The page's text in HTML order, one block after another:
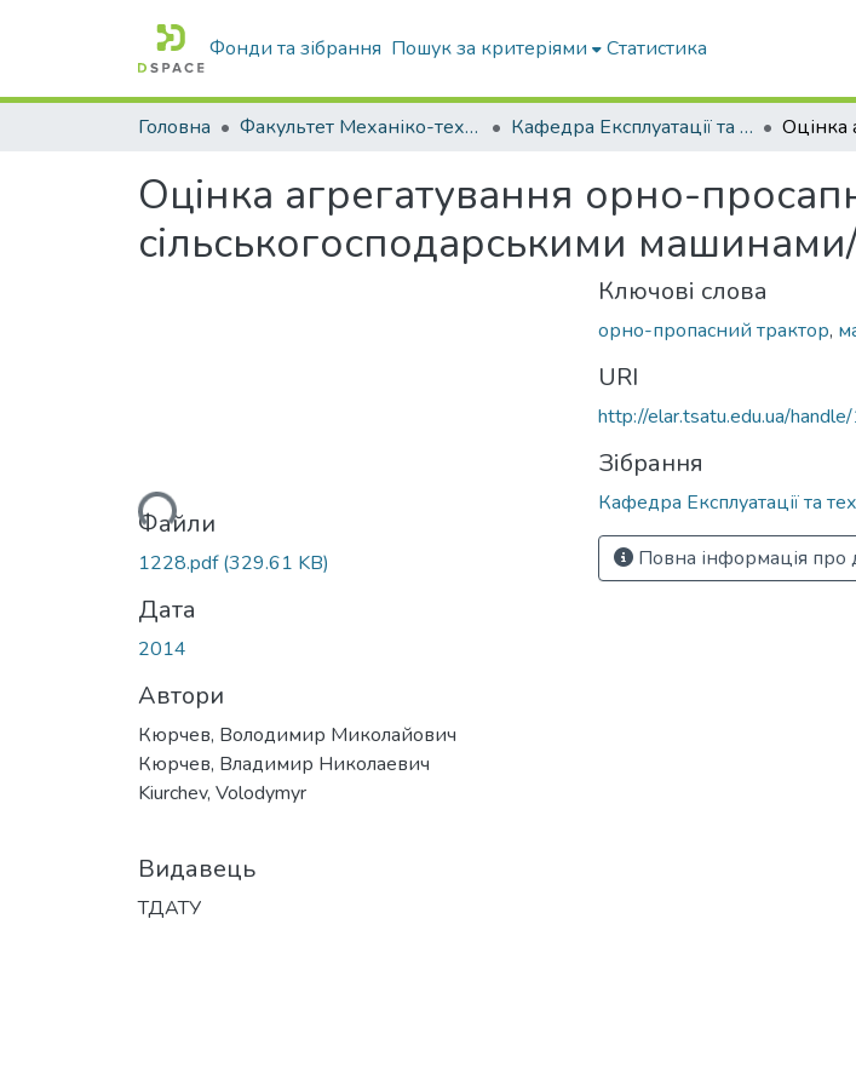
Фонди та зібрання Пошук за критеріями Статистика
Головна Факультет Механіко-технологічний Кафедра Експлуатації та технічного сервісу машин
Оцінка агрегатування орно-
сільськогосподарськими
Вантажиться...Файли
1228.pdf(329.61 KB)
Дата
2014
Автори
Кюрчев, Володимир Миколайович
Кюрчев, Владимир Николаевич
Kiurchev, Volodymyr
Видавець
ТДАТУ
Ключові слова
орно-пропасний трактор,
URI
http://elar.tsatu.edu.ua/
Зібрання
Кафедра Експлуатації та
Повна інформація про